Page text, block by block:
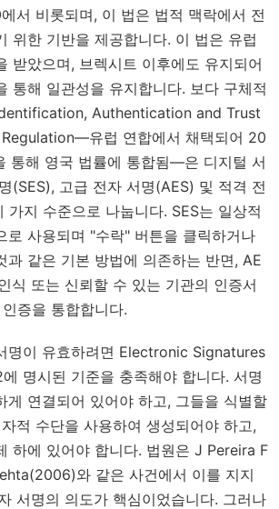
에서 비롯되며, 이 법은 법적 맥락에서 전
위한 기반을 제공합니다. 이 법은 유럽
받았으며, 브렉시트 이후에도 유지되어
통해 일관성을 유지합니다. 보다 구체적
Authentication and Trust
—유럽 연합에서 채택되어 20
통해 영국 법률에 통합됨—은 디지털 서
(SES), 고급 전자 서명(AES) 및 적격 전
가지 수준으로 나눕니다. SES는 일상적
로 사용되며 "수락" 버튼을 클릭하거나
과 같은 기본 방법에 의존하는 반면, AE
식 또는 신뢰할 수 있는 기관의 인증서
증을 통합합니다.
명이 유효하려면 Electronic Signatures
에 명시된 기준을 충족해야 합니다. 서명
게 연결되어 있어야 하고, 그들을 식별할
적 수단을 사용하여 생성되어야 하고,
하에 있어야 합니다. 법원은 J Pereira F
(2006)와 같은 사건에서 이를 지지
서명의 의도가 핵심이었습니다. 그러나